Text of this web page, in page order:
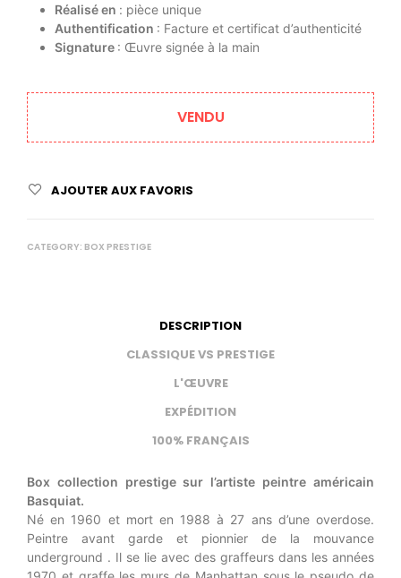
Réalisé en : pièce unique
Authentification : Facture et certificat d’authenticité
Signature : Œuvre signée à la main
VENDU
AJOUTER AUX FAVORIS
CATEGORY: BOX PRESTIGE
DESCRIPTION
CLASSIQUE VS PRESTIGE
L'ŒUVRE
EXPÉDITION
100% FRANÇAIS
Box collection prestige sur l’artiste peintre américain
Basquiat.
Né en 1960 et mort en 1988 à 27 ans d’une overdose.
Peintre avant garde et pionnier de la mouvance
underground . Il se lie avec des graffeurs dans les années